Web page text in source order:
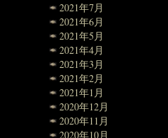
2021年7月
2021年6月
2021年5月
2021年4月
2021年3月
2021年2月
2021年1月
2020年12月
2020年11月
2020年10月